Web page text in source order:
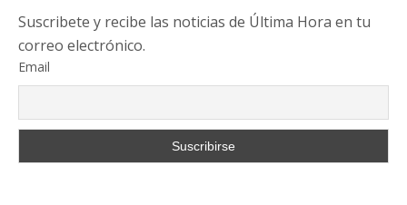
Suscribete y recibe las noticias de Última Hora en tu
correo electrónico.
Email